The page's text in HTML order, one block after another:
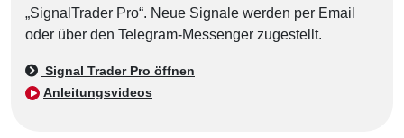
„SignalTrader Pro“. Neue Signale werden per Email
oder über den Telegram-Messenger zugestellt.
Signal Trader Pro öffnen
Anleitungsvideos